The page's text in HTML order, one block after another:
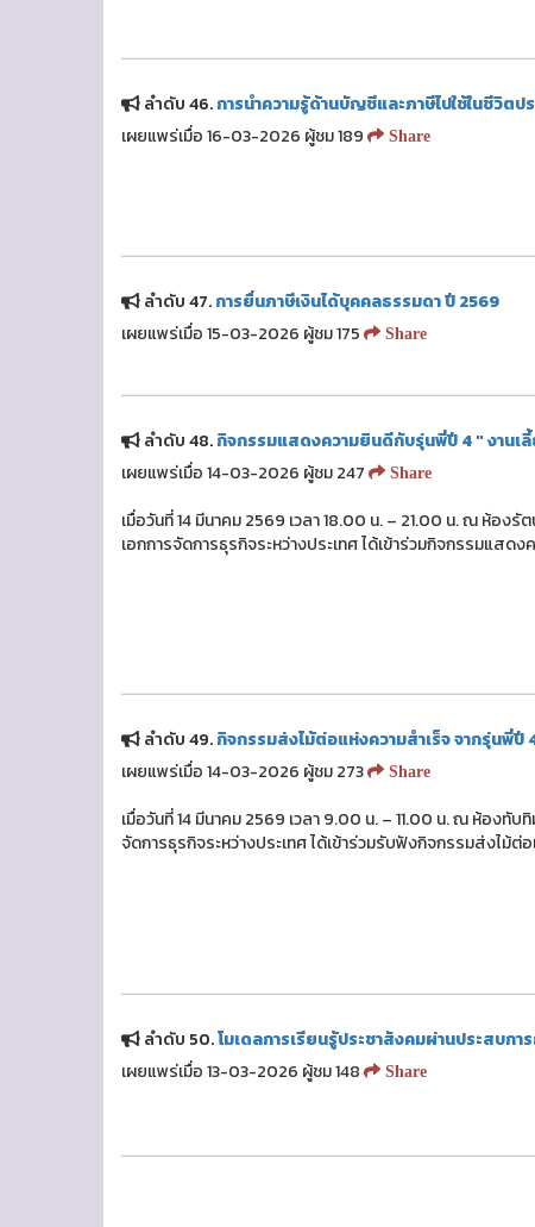
ลำดับ 46.การนำความรู้ด้านบัญชีและภาษีไปใช้ในชีวิตป
เผยแพร่เมื่อ 16-03-2026 ผู้ชม 189
Share
ลำดับ 47.การยื่นภาษีเงินได้บุคคลธรรมดา ปี 2569
เผยแพร่เมื่อ 15-03-2026 ผู้ชม 175
Share
ลำดับ 48.กิจกรรมแสดงความยินดีกับรุ่นพี่ปี 4 " งานเ
เผยแพร่เมื่อ 14-03-2026 ผู้ชม 247
Share
เมื่อวันที่ 14 มีนาคม 2569 เวลา 18.00 น. – 21.00 น. ณ ห้อ
เอกการจัดการธุรกิจระหว่างประเทศ ได้เข้าร่วมกิจกรรมแส
ลำดับ 49.กิจกรรมส่งไม้ต่อแห่งความสำเร็จ จากรุ่นพี่
เผยแพร่เมื่อ 14-03-2026 ผู้ชม 273
Share
เมื่อวันที่ 14 มีนาคม 2569 เวลา 9.00 น. – 11.00 น. ณ ห้องทั
จัดการธุรกิจระหว่างประเทศ ได้เข้าร่วมรับฟังกิจกรรมส่งไม้ต่
ลำดับ 50.โมเดลการเรียนรู้ประชาสังคมผ่านประสบก
เผยแพร่เมื่อ 13-03-2026 ผู้ชม 148
Share